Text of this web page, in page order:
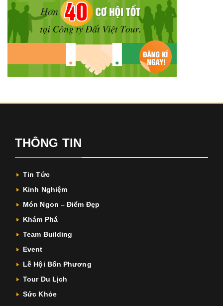
THÔNG TIN
Tin Tức
Kinh Nghiệm
Món Ngon – Điểm Đẹp
Khám Phá
Team Building
Event
Lễ Hội Bốn Phương
Tour Du Lịch
Sức Khỏe